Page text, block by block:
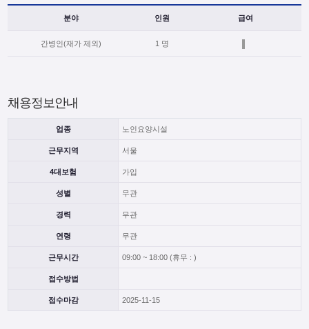
분야 인원 급여
간병인(재가 제외) 1 명
채용정보안내
업종 노인요양시설
근무지역 서울
4대보험 가입
성별 무관
경력 무관
연령 무관
근무시간 09:00 ~ 18:00 (휴무 : )
접수방법
접수마감 2025-11-15